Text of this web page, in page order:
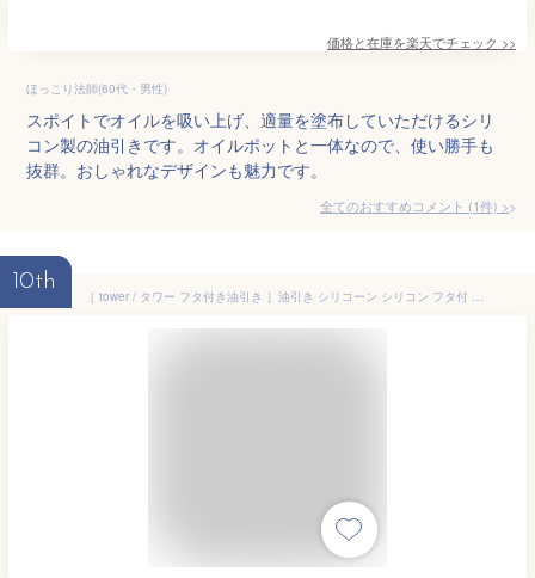
価格と在庫を楽天でチェック >>
ほっこり法師(60代・男性)
スポイトでオイルを吸い上げ、適量を塗布していただけるシリ
コン製の油引きです。オイルポットと一体なので、使い勝手も
抜群。おしゃれなデザインも魅力です。
全てのおすすめコメント (1件) >
10th
［ tower / タワー フタ付き油引き ］油引き シリコーン シリコン フタ付 自立 刷毛 キッチンツール スリム スティック ハケ たこ焼き器 おしゃれ 北欧 yamazaki 山崎実業【ポイント5倍】 公式